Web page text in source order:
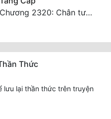
Chương 2320: Chân tướng
Thức
lưu lại thần thức trên truyện